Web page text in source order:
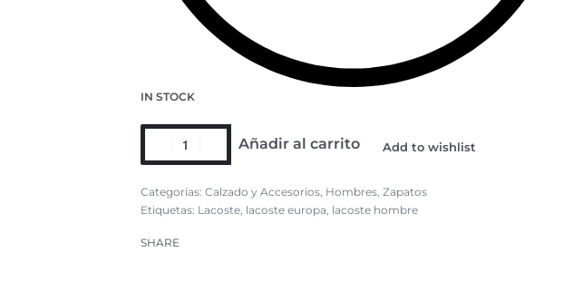
IN STOCK
Añadir al carrito Add to wishlist
Categorías: Calzado y Accesorios, Hombres, Zapatos
Etiquetas: Lacoste, lacoste europa lacoste hombre
SHARE